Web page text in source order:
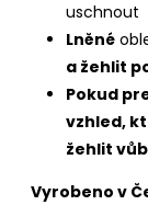
uschnout
Lněné
a žehlit
Pokud
vzhled,
žehlit
Vyrobeno v